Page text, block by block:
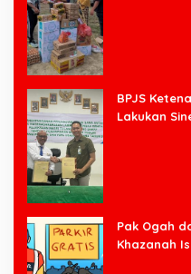
BPJS
Lakukan
Pak Ogah
Khazanah